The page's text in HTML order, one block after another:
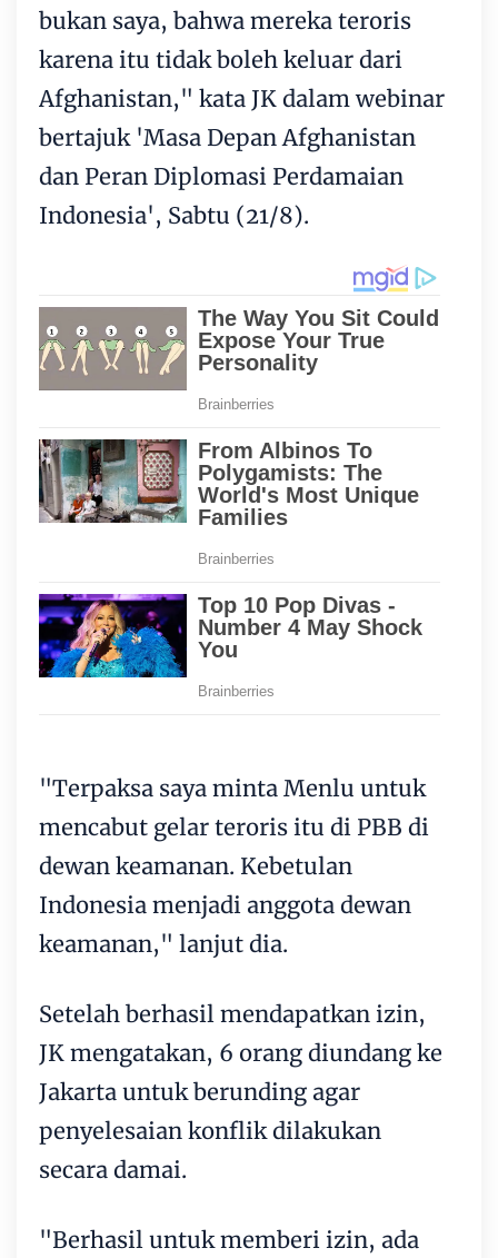
bukan saya, bahwa mereka teroris
karena itu tidak boleh keluar dari
Afghanistan," kata JK dalam webinar
bertajuk 'Masa Depan Afghanistan
dan Peran Diplomasi Perdamaian
Indonesia', Sabtu (21/8).
"Terpaksa saya minta Menlu untuk
mencabut gelar teroris itu di PBB di
dewan keamanan. Kebetulan
Indonesia menjadi anggota dewan
keamanan," lanjut dia.
Setelah berhasil mendapatkan izin,
JK mengatakan, 6 orang diundang ke
Jakarta untuk berunding agar
penyelesaian konflik dilakukan
secara damai.
"Berhasil untuk memberi izin, ada